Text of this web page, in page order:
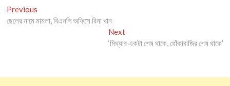
Post
navigation
Previous
post:
ছেলের নামে মামলা, বিএনপি অফিসে রিনা খান
NextNext
post:
‘মিথ্যার একটা শেষ থাকে, ধোঁকাবাজির শেষ থাকে’